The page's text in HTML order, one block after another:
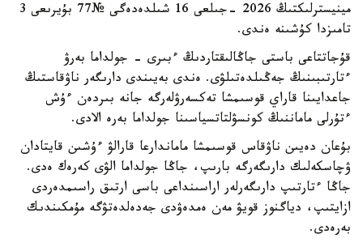
مينيسترلىكتىڭ 2026 -جىلعى 16 شىلدەدەگى №77 بۇيرىعى 3
تامىزدا كۇشىنە ەندى.
قۇجاتتاعى باستى جاڭالىقتاردىڭ ءبىرى - جولداما بەرۋ
ءتارتىبىنىڭ جەڭىلدەتىلۋى. ەندى بەيىندى دارىگەر ناۋقاستىڭ
جاعدايىنا قاراي قوسىمشا تەكسەرۋلەرگە جانە بىردەن ءۇش
ءتۇرلى ماماننىڭ كونسۋلتاتسياسىنا جولداما بەرە الادى.
بۇعان دەيىن ناۋقاس قوسىمشا ماماندارعا قارالۋ ءۇشىن قايتادان
ۋچاسكەلىك دارىگەرگە بارىپ، جاڭا جولداما الۋى كەرەك ەدى.
جاڭا ءتارتىپ دارىگەرلەر اراسىنداعى باسى ارتىق راسىمدەردى
ازايتىپ، دياگنوز قويۋ مەن ەمدەۋدى جەدەلدەتۋگە مۇمكىندىك
بەرەدى.